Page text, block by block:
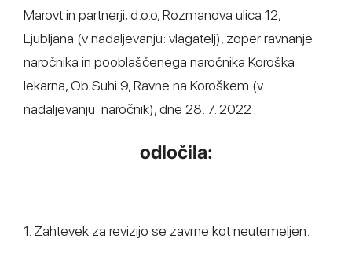
Marovt in partnerji, d.o.o, Rozmanova ulica 12,
Ljubljana (v nadaljevanju: vlagatelj), zoper ravnanje
naročnika in pooblaščenega naročnika Koroška
lekarna, Ob Suhi 9, Ravne na Koroškem (v
nadaljevanju: naročnik), dne 28. 7. 2022
odločila:
1. Zahtevek za revizijo se zavrne kot neutemeljen.